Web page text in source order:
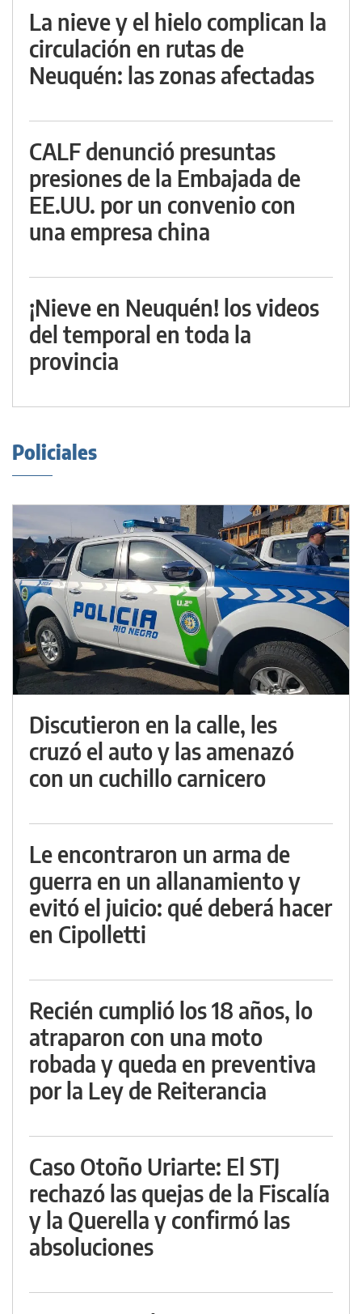
La nieve y el hielo complican la
circulación en rutas de
Neuquén: las zonas afectadas
CALF denunció presuntas
presiones de la Embajada de
EE.UU. por un convenio con
una empresa china
¡Nieve en Neuquén! los videos
del temporal en toda la
provincia
Policiales
Discutieron en la calle, les
cruzó el auto y las amenazó
con un cuchillo carnicero
Le encontraron un arma de
guerra en un allanamiento y
evitó el juicio: qué deberá hacer
en Cipolletti
Recién cumplió los 18 años, lo
atraparon con una moto
robada y queda en preventiva
por la Ley de Reiterancia
Caso Otoño Uriarte: El STJ
rechazó las quejas de la Fiscalía
y la Querella y confirmó las
absoluciones